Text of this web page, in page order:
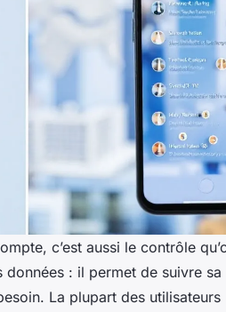
c’est aussi le contrôle
: il permet de suivre
La plupart des utilisateurs